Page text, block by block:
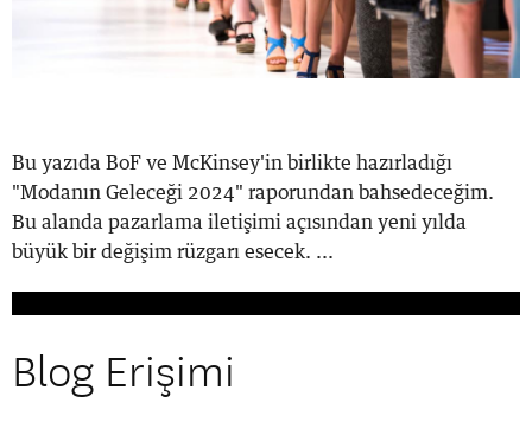
Bu yazıda BoF ve McKinsey'in birlikte hazırladığı
"Modanın Geleceği 2024" raporundan bahsedeceğim.
Bu alanda pazarlama iletişimi açısından yeni yılda
büyük bir değişim rüzgarı esecek. ...
Blog Erişimi